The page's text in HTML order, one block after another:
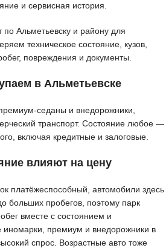
и сервисная история.
Альметьевску и району для
техническое состояние, кузов,
повреждения и документы.
в Альметьевске
седаны и внедорожники,
транспорт. Состояние любое —
включая кредитные и залоговые.
влияют на цену
платёжеспособный, автомобили здесь
больших пробегов, поэтому парк
вместе с состоянием и
иномарки, премиум и внедорожники в
спрос. Возрастные авто тоже